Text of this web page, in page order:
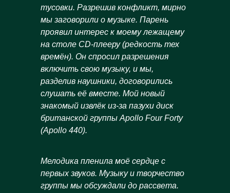
тусовки. Разрешив конфликт, мирно
мы заговорили о музыке. Парень
проявил интерес к моему лежащему
на столе CD-плееру (редкость тех
времён). Он спросил разрешения
включить свою музыку, и мы,
разделив наушники, договорились
слушать её вместе. Мой новый
знакомый извлёк из-за пазухи диск
британской группы Apollo Four Forty
(Apollo 440).
Мелодика пленила моё сердце с
первых звуков. Музыку и творчество
группы мы обсуждали до рассвета.